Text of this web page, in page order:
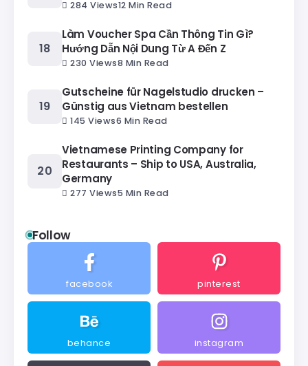
284 Views12 Min Read
Làm Voucher Spa Cần Thông Tin Gì?
Hướng Dẫn Nội Dung Từ A Đến Z
230 Views8 Min Read
Gutscheine für Nagelstudio drucken –
Günstig aus Vietnam bestellen
145 Views6 Min Read
Vietnamese Printing Company for
Restaurants – Ship to USA, Australia,
Germany
277 Views5 Min Read
Follow
facebook pinterest
behance instagram